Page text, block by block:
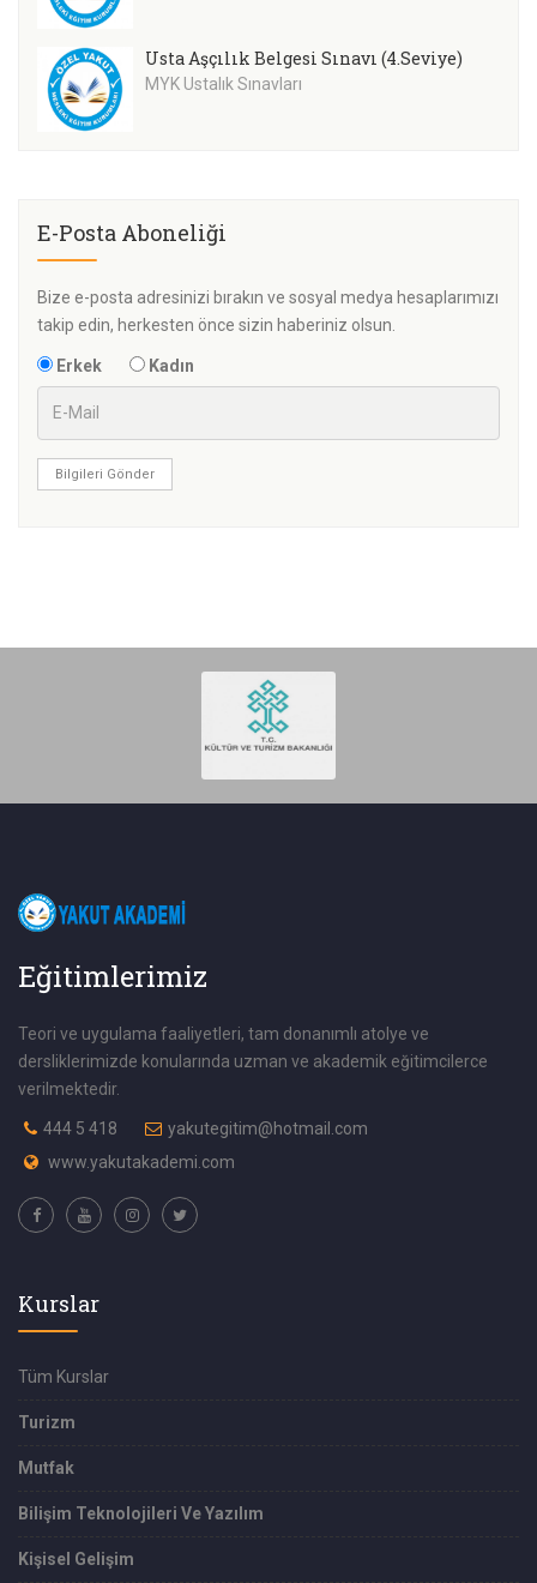
Usta Aşçılık Belgesi Sınavı (4.Seviye)
MYK Ustalık Sınavları
E-Posta Aboneliği
Bize e-posta adresinizi bırakın ve sosyal medya hesaplarımızı
takip edin, herkesten önce sizin haberiniz olsun.
Erkek Kadın
Bilgileri Gönder
Eğitimlerimiz
Teori ve uygulama faaliyetleri, tam donanımlı atolye ve
dersliklerimizde konularında uzman ve akademik eğitimcilerce
verilmektedir.
444 5 418
yakutegitim@hotmail.com
www.yakutakademi.com
Kurslar
Tüm Kurslar
Turizm
Mutfak
Bilişim Teknolojileri Ve Yazılım
Kişisel Gelişim